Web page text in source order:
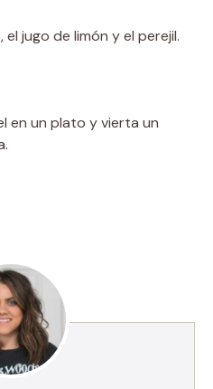
jugo de limón y el perejil.
en un plato y vierta un